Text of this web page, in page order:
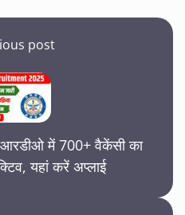
post
में 700+ वैकेंसी का
यहां करें अप्लाई